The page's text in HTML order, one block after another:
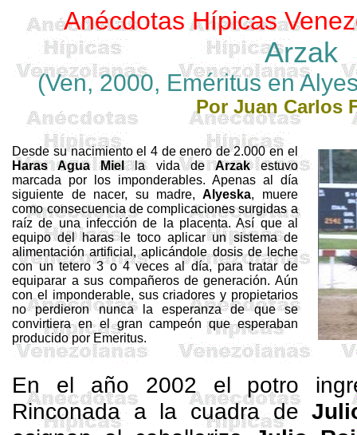
Anécdotas Hípicas
Arzak
(Ven, 2000, Eméritus en
Por Juan Carlos
Desde su nacimiento el 4 de enero de 2.000 en el
HarasAgua Miella vida deArzakestuvo
marcada por los imponderables. Apenas al día
siguiente de nacer, su madre,Alyeska, muere
como consecuencia de complicaciones surgidas a
raíz de una infección de la placenta. Así que al
equipo delharasle toco aplicar un sistema de
alimentación artificial, aplicándole dosis de leche
con un tetero 3 o 4 veces al día, para tratar de
equiparar a sus compañeros de generación. Aún
con el imponderable, sus criadores y propietarios
no perdieron nunca la esperanza de que se
convirtiera en el gran campeón que esperaban
producido porEmeritus.
En el año 2002 el potro
Rinconada a la cuadra de